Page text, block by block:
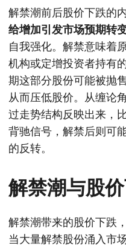
解禁潮前后股价下跌的
给增加引发市场预期转
自我强化。解禁意味着
机构或定增投资者持有
期这部分股份可能被抛
从而压低股价。从缠论
过走势结构反映出来，
背驰信号，解禁后则可
的反转。
解禁潮与股
解禁潮带来的股价下跌
当大量解禁股份涌入市